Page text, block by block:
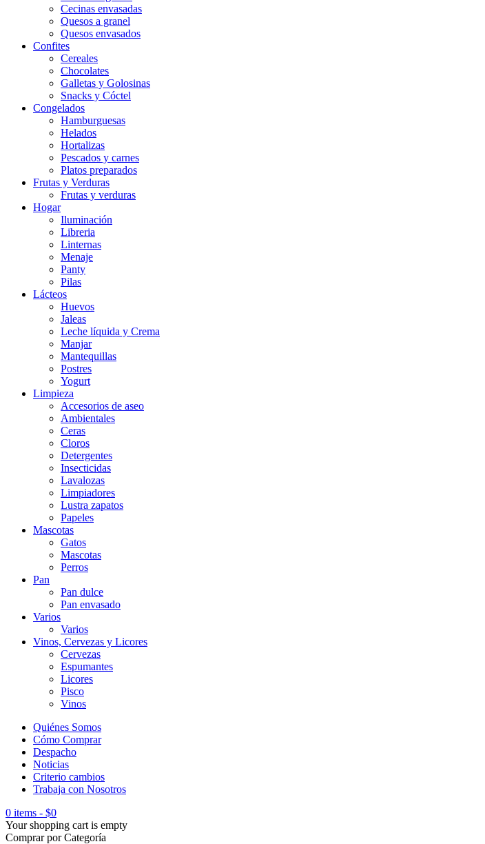
Cecinas envasadas
Quesos a granel
Quesos envasados
Confites
Cereales
Chocolates
Galletas y Golosinas
Snacks y Cóctel
Congelados
Hamburguesas
Helados
Hortalizas
Pescados y carnes
Platos preparados
Frutas y Verduras
Frutas y verduras
Hogar
Iluminación
Libreria
Linternas
Menaje
Panty
Pilas
Lácteos
Huevos
Jaleas
Leche líquida y Crema
Manjar
Mantequillas
Postres
Yogurt
Limpieza
Accesorios de aseo
Ambientales
Ceras
Cloros
Detergentes
Insecticidas
Lavalozas
Limpiadores
Lustra zapatos
Papeles
Mascotas
Gatos
Mascotas
Perros
Pan
Pan dulce
Pan envasado
Varios
Varios
Vinos, Cervezas y Licores
Cervezas
Espumantes
Licores
Pisco
Vinos
Quiénes Somos
Cómo Comprar
Despacho
Noticias
Criterio cambios
Trabaja con Nosotros
0 items - $0
Your shopping cart is empty
Comprar por Categoría